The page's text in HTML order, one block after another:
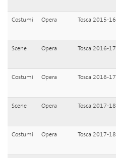
Costumi Opera Tosca 2015-16
Scene Opera Tosca 2016-17
Costumi Opera Tosca 2016-17
Scene Opera Tosca 2017-18
Costumi Opera Tosca 2017-18